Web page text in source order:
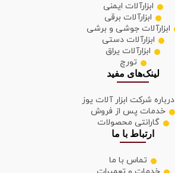
ابزارآلات ایمنی
ابزارآلات برقی
ابزارآلات جوشی و برشی
ابزارآلات دستی
ابزارآلات یراق
تورچ
لینک‌های مفید
درباره شرکت ابزار آلات یوز
خدمات پس از فروش
گارانتی محصولات
ارتباط با ما
تماس با ما